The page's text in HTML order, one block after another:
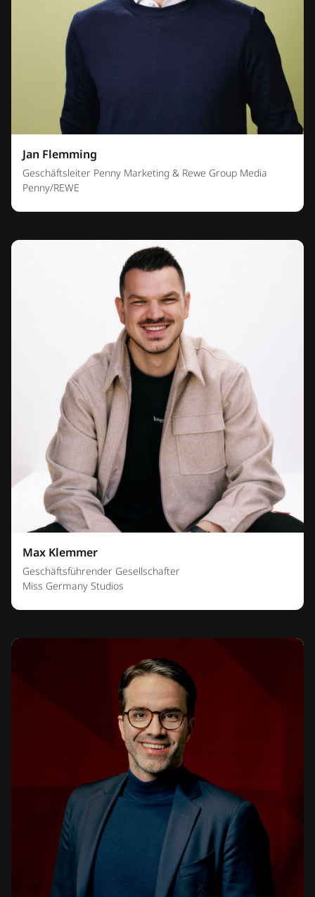
Jan Flemming
Geschäftsleiter Penny Marketing & Rewe Group Media
Penny/REWE
Max Klemmer
Geschäftsführender Gesellschafter
Miss Germany Studios